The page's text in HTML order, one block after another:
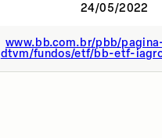
24/05/2022
www.bb.com.br/pbb/
dtvm/fundos/etf/bb-etf-